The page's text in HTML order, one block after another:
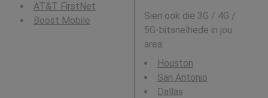
AT&T FirstNet
Boost Mobile
Sien ook die 3G / 4G /
5G-bitsnelhede in jou
area:
Houston
San Antonio
Dallas